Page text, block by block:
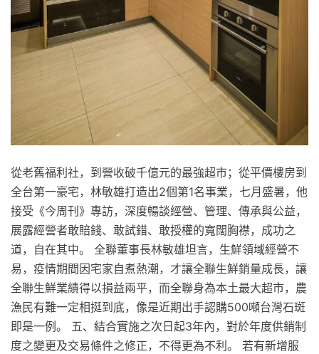
從老舊福利社，到營收破千億元的最強超市；從平價樓房到
全台第一豪宅，林敏雄打造出2個第1名事業，七月盛暑，他
接受《今周刊》專訪，深度暢談經營、管理、傳承與公益，
展露經營者敢賠錢、敢試錯、敢授權的寬闊胸襟，成功之
道，自在其中。 全聯董事長林敏雄坦言，生鮮領域經營不
易，疫情期間因宅家自煮熱潮，才讓全聯生鮮銷量成長，讓
全聯生鮮業績得以損益兩平，而全聯身為本土最大超市，農
漁民有難一定相挺到底，像是近期出手認購500噸台灣石斑
即是一例。 五、結合實施之次日起3年內，對於年度供銷制
度之變更及交易條件之修正，不得更為不利。 若有新增服